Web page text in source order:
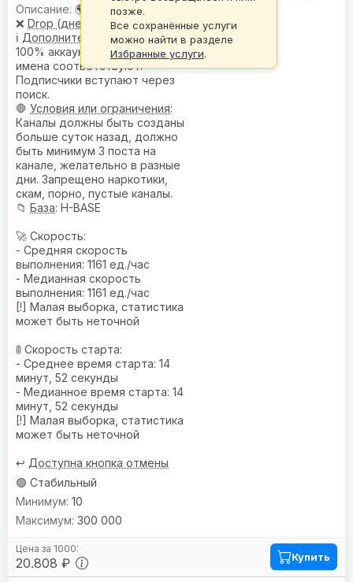
🌍
География
❌ Drop (дней)
ℹ️ Дополнительное описание:
100% аккаунтов имеют фото,
имена соответствуют.
Подписчики вступают через
поиск.
🛑 Условия или ограничения:
Каналы должны быть созданы
больше суток назад, должно
быть минимум 3 поста на
канале, желательно в разные
дни. Запрещено наркотики,
скам, порно, пустые каналы.
📁 База: H-BASE
🚀 Скорость:
- Средняя скорость
выполнения: 1161 ед./час
- Медианная скорость
выполнения: 1161 ед./час
[!] Малая выборка, статистика
может быть неточной
🚦 Скорость старта:
- Среднее время старта: 14
минут, 52 секунды
- Медианное время старта: 14
минут, 52 секунды
[!] Малая выборка, статистика
может быть неточной
↩️ Доступна кнопка отмены
🟢 Стабильный
20.808 ₽
10
300 000
Купить
позже.
Все сохранённые услуги
можно найти в разделе
Избранные услуги.